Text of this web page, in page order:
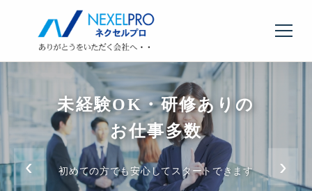
希望の仕事が
きっと見つかる
事務・IT・製造など常時5,000件以上の求人を掲載中
未経験OK・研修ありの
お仕事多数
初めての方でも安心してスタートできます
週3日〜・短時間勤務
選べる働き方
ライフスタイルに合わせた勤務スタイルが見つかります
‹ ›